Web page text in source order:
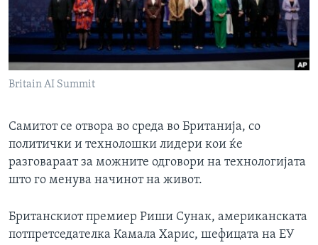
ИНТЕРВЈУА
Јазици
Britain AI Summit
Самитот се отвора во среда во Британија, со
политички и технолошки лидери кои ќе
разговараат за можните одговори на технологијата
што го менува начинот на живот.
Британскиот премиер Риши Сунак, американската
потпретседателка Камала Харис, шефицата на ЕУ